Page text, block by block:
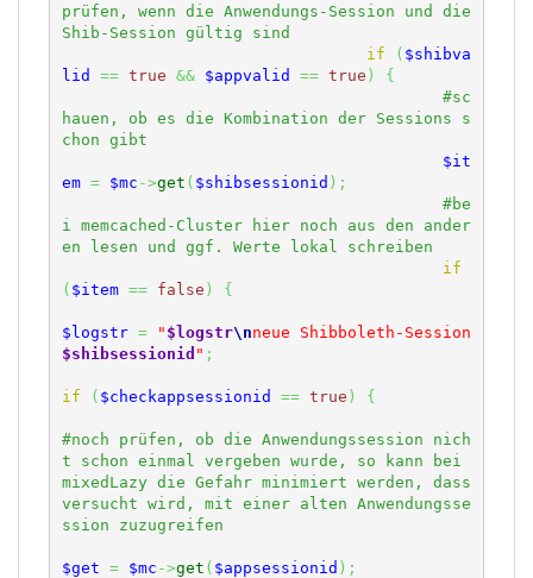
prüfen, wenn die Anwendungs-Session und die
if
( $shibva
lid
== true && $appvalid == true )
{
#sc
hauen, ob es die Kombination der Sessions s
$it
em = $mc ->get ( $shibsessionid ) ;
#be
i memcached-Cluster hier noch aus den ander
if
( $item == false ) {
$logstr = " $logstr\n
$shibsessionid " ;
if ( $checkappsessionid == true ) {
#noch prüfen, ob die Anwendungssession nich
t schon einmal vergeben wurde, so kann bei
mixedLazy die Gefahr minimiert werden, dass
versucht wird, mit einer alten Anwendungsse
$get = $mc ->get ( $appsessionid ) ;